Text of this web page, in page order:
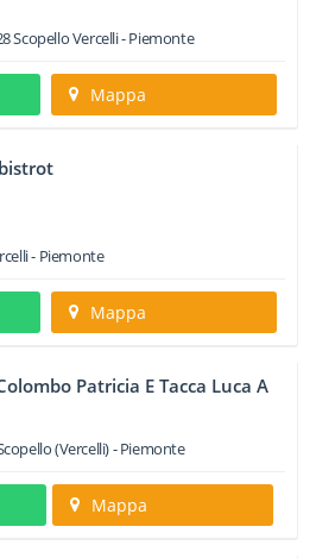
ScopelloVercelli -Piemonte
Mappa
- Piemonte
Mappa
Patricia E Tacca Luca A
(Vercelli) -Piemonte
Mappa